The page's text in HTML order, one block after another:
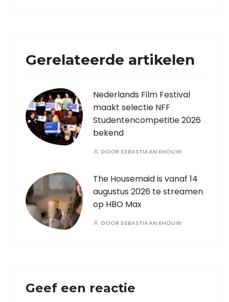
Gerelateerde artikelen
Nederlands Film Festival
maakt selectie NFF
Studentencompetitie 2026
bekend
DOOR SEBASTIAAN KHOUW
The Housemaid is vanaf 14
augustus 2026 te streamen
op HBO Max
DOOR SEBASTIAAN KHOUW
Geef een reactie